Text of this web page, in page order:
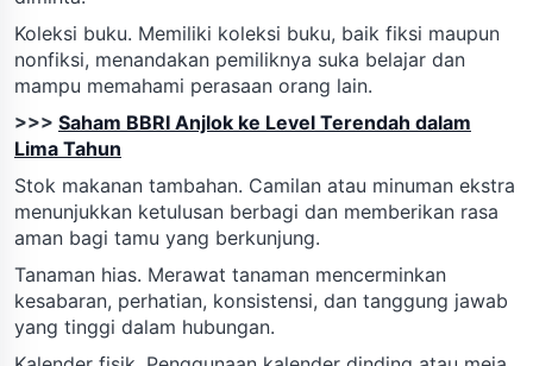
Koleksi buku. Memiliki koleksi buku, baik fiksi maupun
nonfiksi, menandakan pemiliknya suka belajar dan
mampu memahami perasaan orang lain.
>>> Saham BBRI Anjlok ke Level Terendah dalam
Lima Tahun
Stok makanan tambahan. Camilan atau minuman ekstra
menunjukkan ketulusan berbagi dan memberikan rasa
aman bagi tamu yang berkunjung.
Tanaman hias. Merawat tanaman mencerminkan
kesabaran, perhatian, konsistensi, dan tanggung jawab
yang tinggi dalam hubungan.